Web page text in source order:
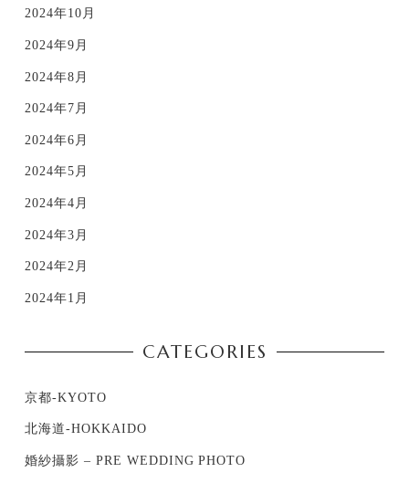
2024年10月
2024年9月
2024年8月
2024年7月
2024年6月
2024年5月
2024年4月
2024年3月
2024年2月
2024年1月
CATEGORIES
京都-KYOTO
北海道-HOKKAIDO
婚紗攝影 – PRE WEDDING PHOTO